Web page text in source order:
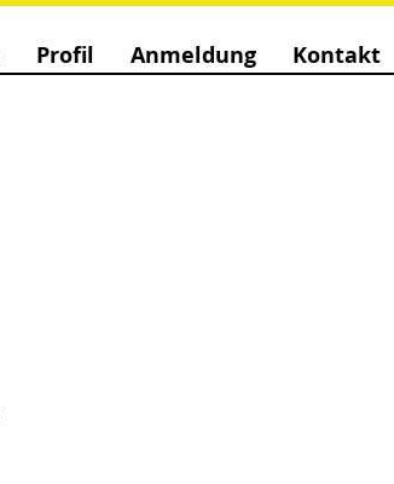
Profil Anmeldung Kontakt